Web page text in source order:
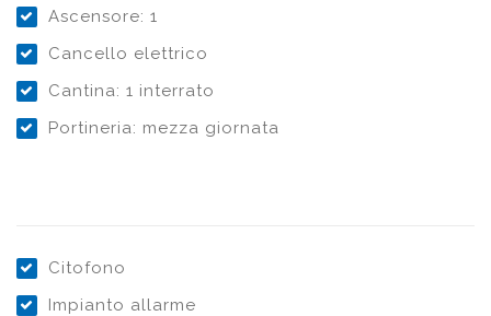
Ascensore: 1
Cancello elettrico
Cantina: 1 interrato
Portineria: mezza giornata
Citofono
Impianto allarme